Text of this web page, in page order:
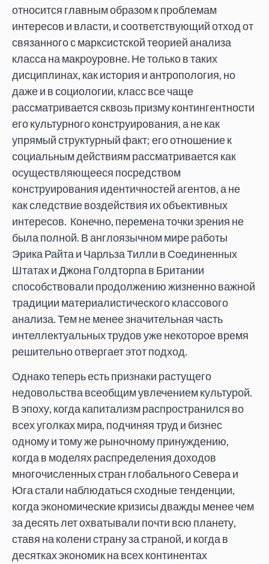
относится главным образом к проблемам
интересов и власти, и соответствующий отход от
связанного с марксистской теорией анализа
класса на макроуровне. Не только в таких
дисциплинах, как история и антропология, но
даже и в социологии, класс все чаще
рассматривается сквозь призму контингентности
его культурного конструирования, а не как
упрямый структурный факт; его отношение к
социальным действиям рассматривается как
осуществляющееся посредством
конструирования идентичностей агентов, а не
как следствие воздействия их объективных
интересов. Конечно, перемена точки зрения не
была полной. В англоязычном мире работы
Эрика Райта и Чарльза Тилли в Соединенных
Штатах и Джона Голдторпа в Британии
способствовали продолжению жизненно важной
традиции материалистического классового
анализа. Тем не менее значительная часть
интеллектуальных трудов уже некоторое время
решительно отвергает этот подход.
Однако теперь есть признаки растущего
недовольства всеобщим увлечением культурой.
В эпоху, когда капитализм распространился во
всех уголках мира, подчиняя труд и бизнес
одному и тому же рыночному принуждению,
когда в моделях распределения доходов
многочисленных стран глобального Севера и
Юга стали наблюдаться сходные тенденции,
когда экономические кризисы дважды менее чем
за десять лет охватывали почти всю планету,
ставя на колени страну за страной, и когда в
десятках экономик на всех континентах